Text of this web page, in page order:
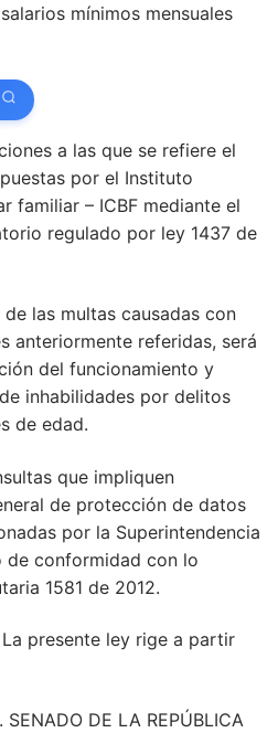
ARTÍCULO 6
mínimos mensuales
a las que se refiere el
por el Instituto
familiar – ICBF mediante el
regulado por ley 1437 de
de las multas causadas con
anteriormente referidas, será
del funcionamiento y
inhabilidades por delitos
de edad.
que impliquen
de protección de datos
por la Superintendencia
de conformidad con lo
1581 de 2012.
presente ley rige a partir
SENADO DE LA REPÚBLICA